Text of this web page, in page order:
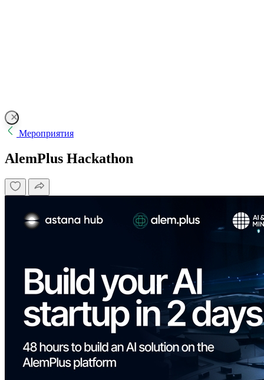
Мероприятия
AlemPlus Hackathon